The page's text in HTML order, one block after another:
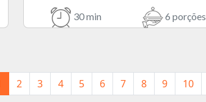
30 min 6 porções
2 3 4 5 6 7 8 9 10